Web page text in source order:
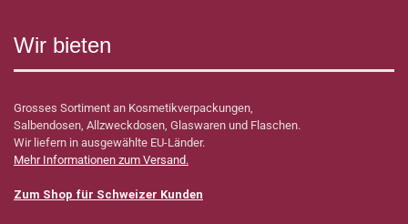
Wir bieten
Grosses Sortiment an Kosmetikverpackungen,
Salbendosen, Allzweckdosen, Glaswaren und Flaschen.
Wir liefern in ausgewählte EU-Länder.
Mehr Informationen zum Versand.
Zum Shop für Schweizer Kunden